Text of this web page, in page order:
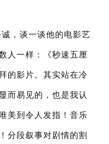
，谈一谈他的电影艺
人一样：《秒速五厘
的影片。其实站在冷
而易见的，也是我认
美到令人发指！音乐
分段叙事对剧情的割